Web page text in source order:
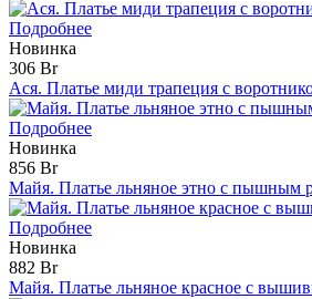
Подробнее
Новинка
306 Br
Ася. Платье миди трапеция с
Подробнее
Новинка
856 Br
Майя. Платье льняное этно с пышным
Подробнее
Новинка
882 Br
Майя. Платье льняное красное с